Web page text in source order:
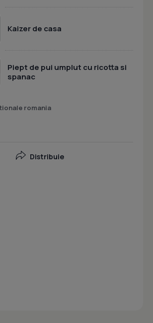
Kaizer de casa
Piept de pui umplut cu ricotta si
spanac
romania
Distribuie